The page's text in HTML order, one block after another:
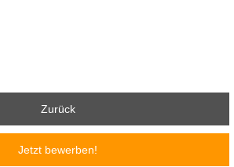
Zurück
Jetzt bewerben!